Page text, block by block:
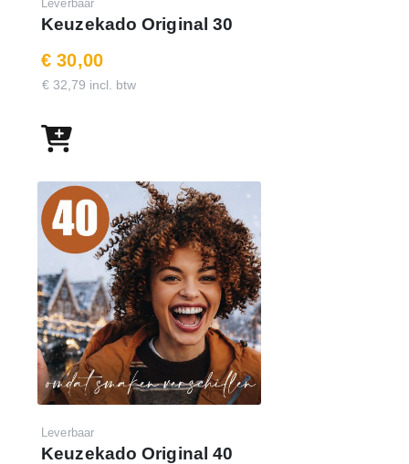
Leverbaar
Keuzekado Original 30
€ 30,00
€ 32,79 incl. btw
Leverbaar
Keuzekado Original 40